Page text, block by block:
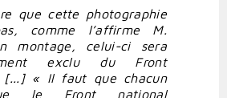
que cette photographie
comme l’affirme M.
montage, celui-ci sera
exclu du Front
[...] « Il faut que chacun
le Front national